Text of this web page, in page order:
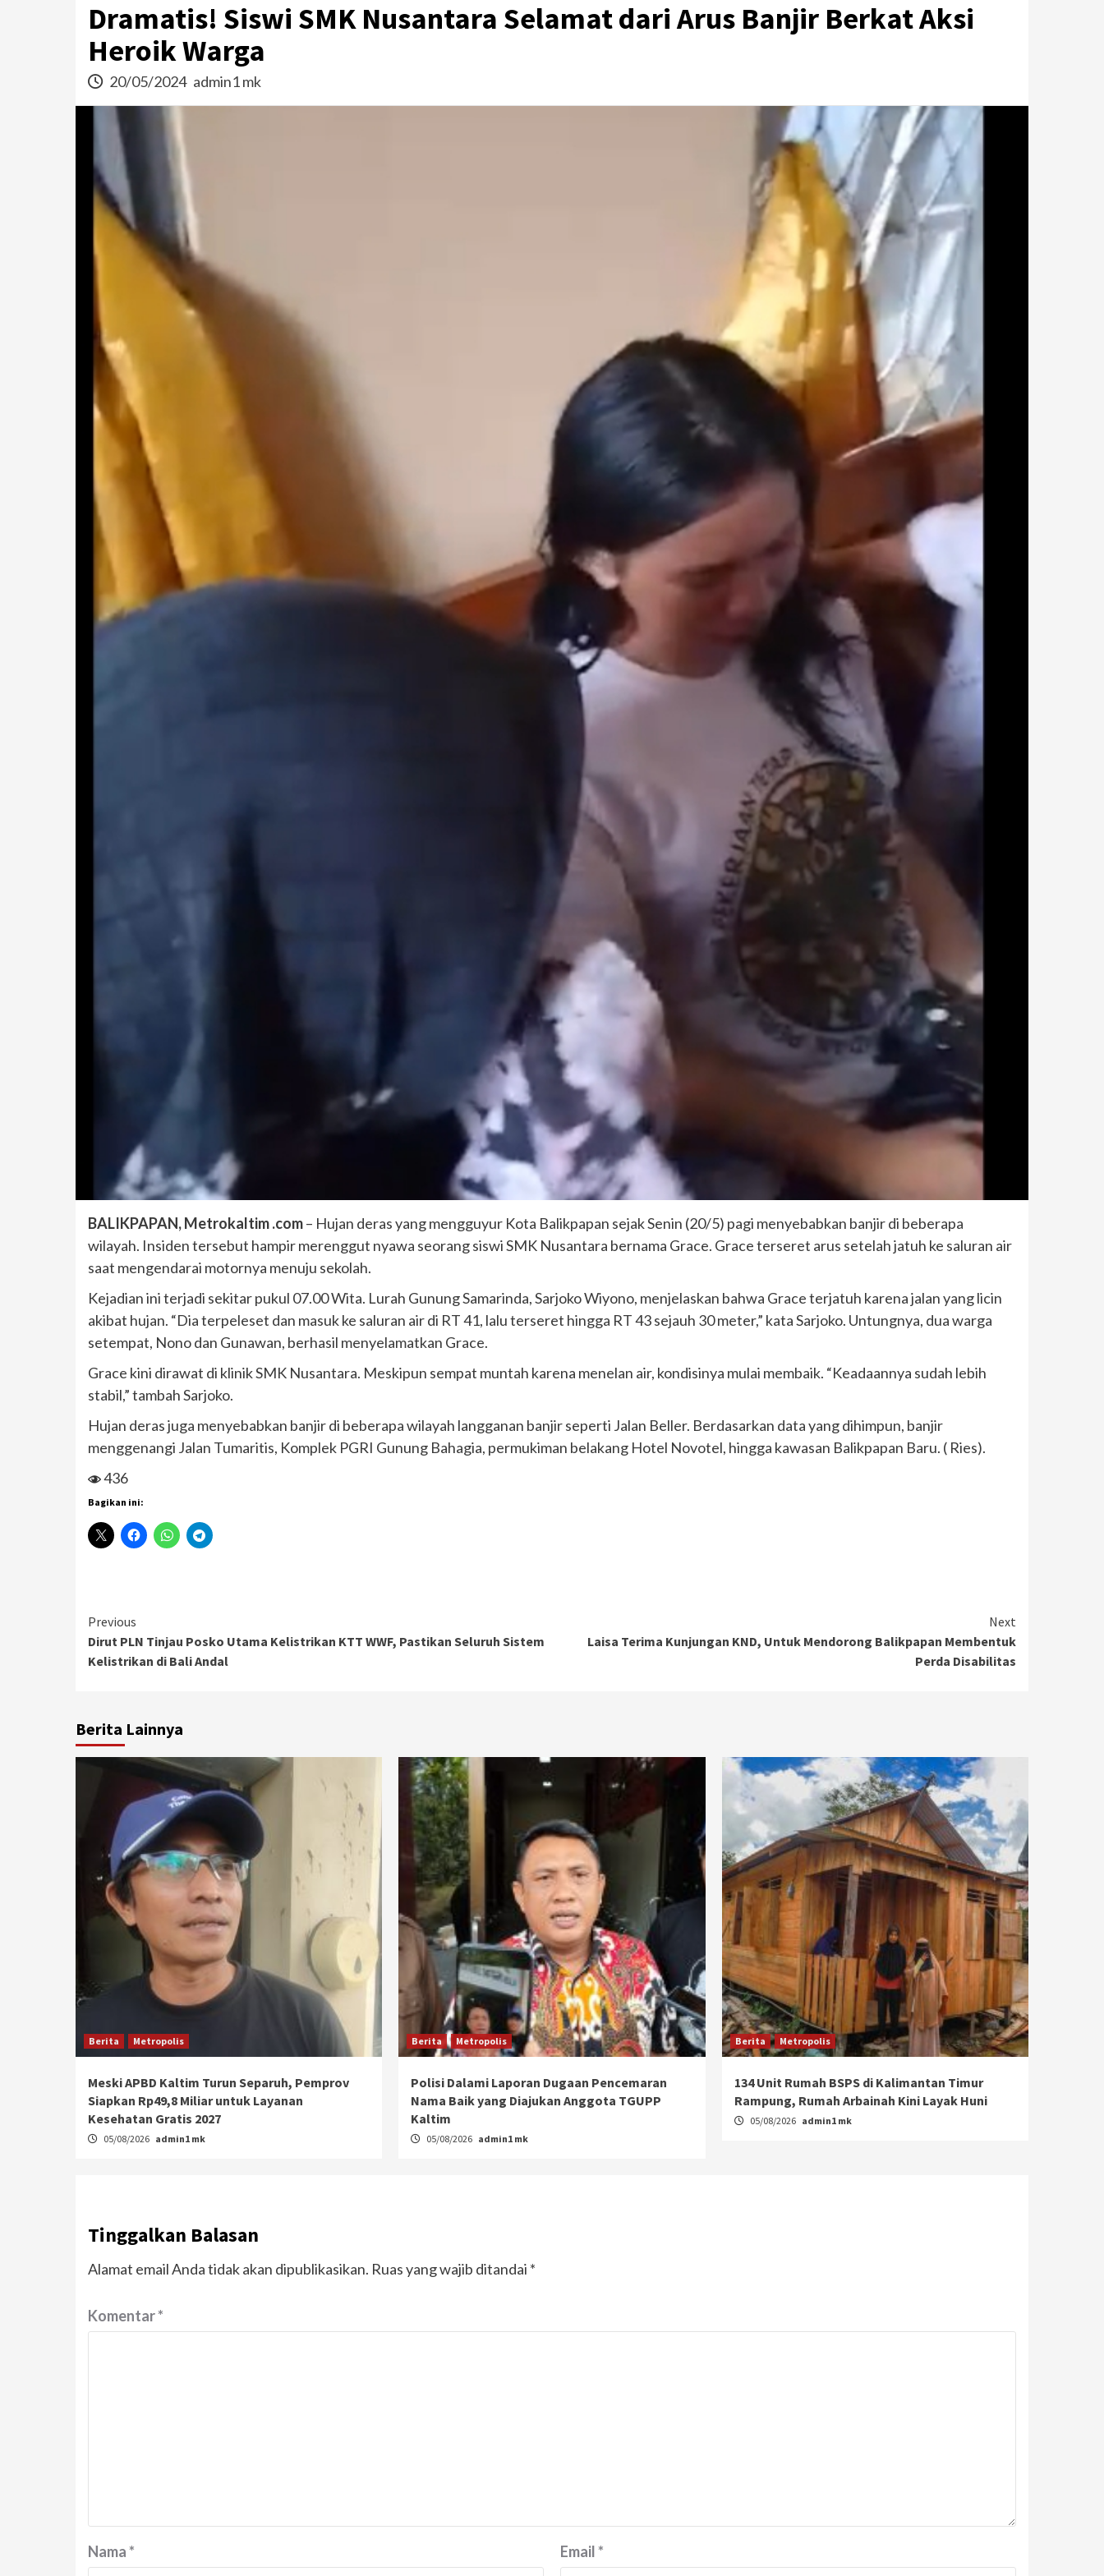
Dramatis! Siswi SMK Nusantara Selamat dari Arus Banjir Berkat Aksi
Heroik Warga
20/05/2024 admin1 mk
BALIKPAPAN, Metrokaltim .com– Hujan deras yang mengguyur Kota Balikpapan sejak Senin (20/5) pagi menyebabkan banjir di beberapa
wilayah. Insiden tersebut hampir merenggut nyawa seorang siswi SMK Nusantara bernama Grace. Grace terseret arus setelah jatuh ke saluran air
saat mengendarai motornya menuju sekolah.
Kejadian ini terjadi sekitar pukul 07.00 Wita. Lurah Gunung Samarinda, Sarjoko Wiyono, menjelaskan bahwa Grace terjatuh karena jalan yang licin
akibat hujan. “Dia terpeleset dan masuk ke saluran air di RT 41, lalu terseret hingga RT 43 sejauh 30 meter,” kata Sarjoko. Untungnya, dua warga
setempat, Nono dan Gunawan, berhasil menyelamatkan Grace.
Grace kini dirawat di klinik SMK Nusantara. Meskipun sempat muntah karena menelan air, kondisinya mulai membaik. “Keadaannya sudah lebih
stabil,” tambah Sarjoko.
Hujan deras juga menyebabkan banjir di beberapa wilayah langganan banjir seperti Jalan Beller. Berdasarkan data yang dihimpun, banjir
menggenangi Jalan Tumaritis, Komplek PGRI Gunung Bahagia, permukiman belakang Hotel Novotel, hingga kawasan Balikpapan Baru. ( Ries).
436
Bagikan ini:
Continue
Reading
Previous
Dirut PLN Tinjau Posko Utama Kelistrikan KTT WWF, Pastikan Seluruh Sistem
Kelistrikan di Bali Andal
Next
Laisa Terima Kunjungan KND, Untuk Mendorong Balikpapan Membentuk
Perda Disabilitas
Berita Lainnya
Berita Metropolis
Meski APBD Kaltim Turun Separuh, Pemprov
Siapkan Rp49,8 Miliar untuk Layanan
Kesehatan Gratis 2027
05/08/2026 admin1 mk
Berita Metropolis
Polisi Dalami Laporan Dugaan Pencemaran
Nama Baik yang Diajukan Anggota TGUPP
Kaltim
05/08/2026 admin1 mk
Berita Metropolis
134 Unit Rumah BSPS di Kalimantan Timur
Rampung, Rumah Arbainah Kini Layak Huni
05/08/2026 admin1 mk
Tinggalkan Balasan
Alamat email Anda tidak akan dipublikasikan. Ruas yang wajib ditandai *
Komentar*
Nama* Email*